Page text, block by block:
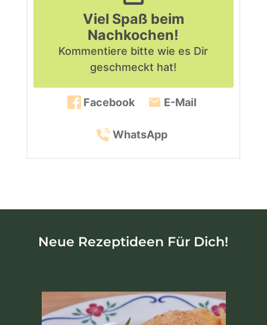
Viel Spaß beim
Nachkochen!
Kommentiere bitte wie es Dir
geschmeckt hat!
Facebook E-Mail
WhatsApp
Neue Rezeptideen Für Dich!